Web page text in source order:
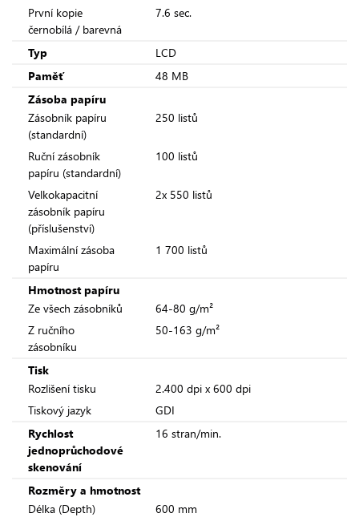
První kopie
černobílá / barevná
7.6 sec.
Typ
LCD
Paměť
48 MB
Zásoba papíru
Zásobník papíru
(standardní)
250 listů
Ruční zásobník
papíru (standardní)
100 listů
Velkokapacitní
zásobník papíru
(příslušenství)
2x 550 listů
Maximální zásoba
papíru
1 700 listů
Hmotnost papíru
Ze všech zásobníků
64-80 g/m²
Z ručního
zásobníku
50-163 g/m²
Tisk
Rozlišení tisku
2.400 dpi x 600 dpi
Tiskový jazyk
GDI
Rychlost
jednoprůchodové
skenování
16 stran/min.
Rozměry a hmotnost
Délka (Depth)
600 mm